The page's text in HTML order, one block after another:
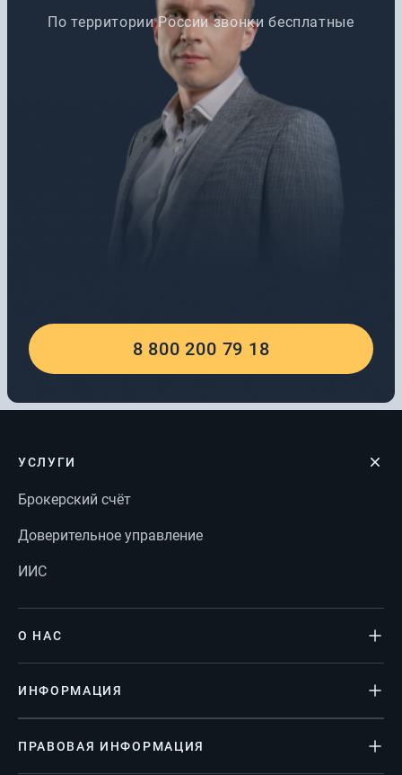
По территории России звонки бесплатные
8 800 200 79 18
УСЛУГИ
Брокерский счёт
Доверительное управление
ИИС
О НАС
ИНФОРМАЦИЯ
ПРАВОВАЯ ИНФОРМАЦИЯ